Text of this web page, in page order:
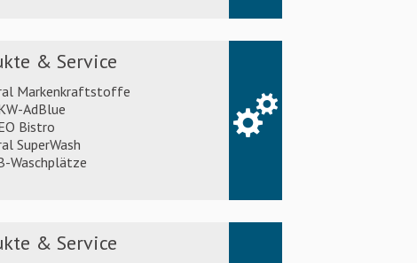
& Service
Markenkraftstoffe
AdBlue
Bistro
SuperWash
Waschplätze
& Service